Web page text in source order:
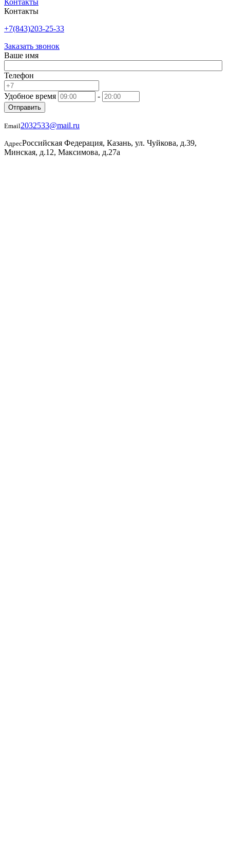
Контакты
Контакты
+7(843)203-25-33
Заказать звонок
Ваше имя
Телефон
Удобное время -
Отправить
Email2032533@mail.ru
АдресРоссийская Федерация, Казань, ул. Чуйкова, д.39,
Минская, д.12, Максимова, д.27а